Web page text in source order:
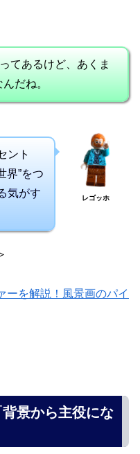
てあるけど、あくま
だね。
ント
界”をつ
気がす
レゴッホ
ーを解説！風景画のパイ
景から主役にな